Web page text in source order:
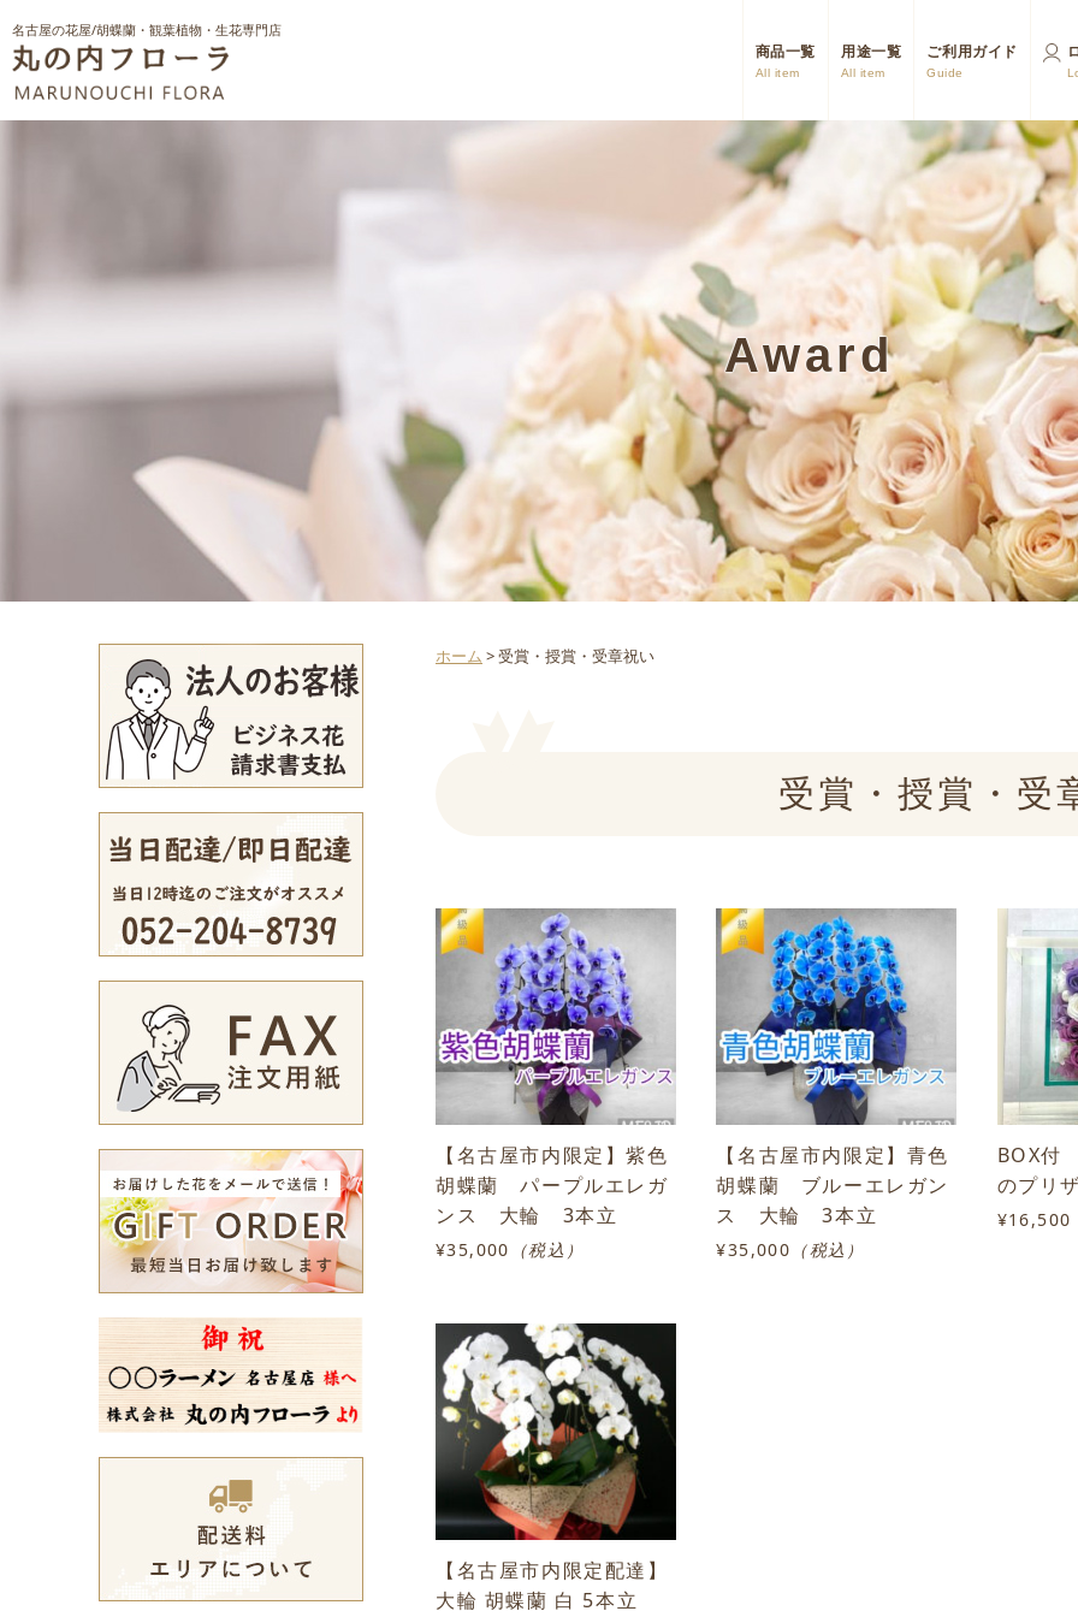
名古屋の花屋/胡蝶蘭・観葉植物・生花専門店
商品一覧
All item
用途一覧
All item
ご利用ガイド
Guide
Award
ホーム >受賞・授賞・受章祝い
受賞・授賞・受
【名古屋市内限定】紫色
胡蝶蘭 パープルエレガ
ンス 大輪 3本立
¥35,000 （税込）
【名古屋市内限定】青色
胡蝶蘭 ブルーエレガン
ス 大輪 3本立
¥35,000 （税込）
BOX付
のプリ
¥16,500
【名古屋市内限定配達】
大輪 胡蝶蘭 白 5本立